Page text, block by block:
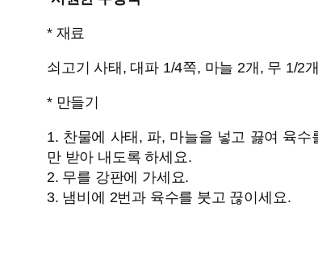
* 재료
쇠고기 사태, 대파 1/4쪽, 마늘 2개, 무 1/2개
* 만들기
1. 찬물에 사태, 파, 마늘을 넣고 끓여 육
만 받아 내도록 하세요.
2. 무를 강판에 가세요.
3. 냄비에 2번과 육수를 붓고 끊이세요.